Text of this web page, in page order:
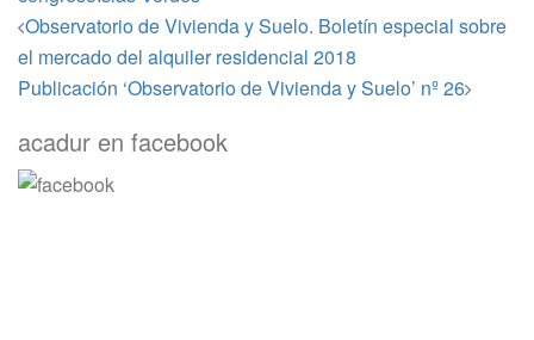
Navegación
de
entradas
Observatorio de Vivienda y Suelo. Boletín especial sobre
el mercado del alquiler residencial 2018
Publicación ‘Observatorio de Vivienda y Suelo’ nº 26
acadur en facebook